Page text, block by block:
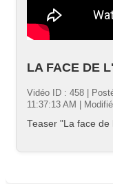
LA FACE DE
Vidéo ID : 458 |
11:37:13 AM |
Teaser "La face de